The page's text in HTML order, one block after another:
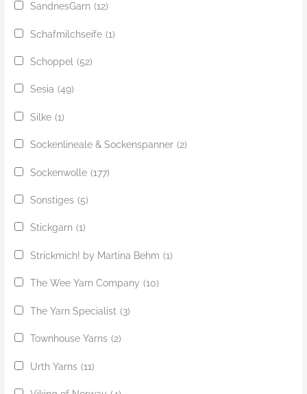
SandnesGarn (12)
Schafmilchseife (1)
Schoppel (52)
Sesia (49)
Silke (1)
Sockenlineale & Sockenspanner (2)
Sockenwolle (177)
Sonstiges (5)
Stickgarn (1)
Strickmich! by Martina Behm (1)
The Wee Yarn Company (10)
The Yarn Specialist (3)
Townhouse Yarns (2)
Urth Yarns (11)